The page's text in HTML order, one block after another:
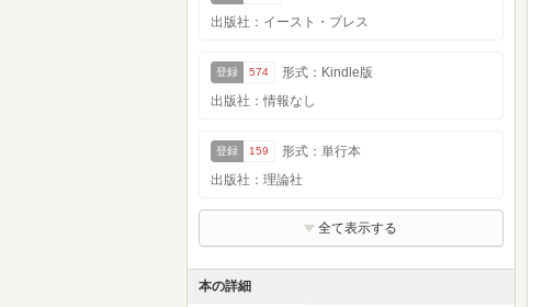
出版社：イースト・プレス
登録 574
形式：Kindle版
出版社：情報なし
登録 159
形式：単行本
出版社：理論社
全て表示する
本の詳細